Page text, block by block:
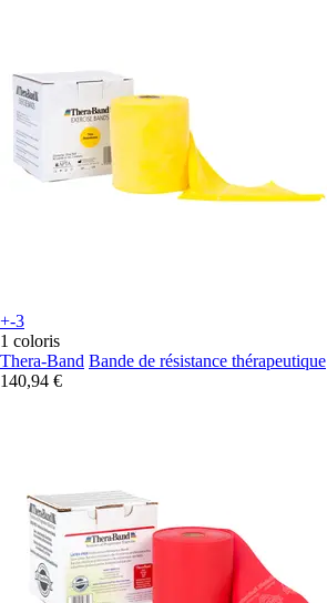
+-3
1 coloris
Thera-Band Bande de résistance thérapeutique
140,94 €